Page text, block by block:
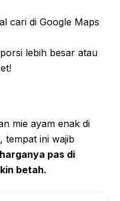
cari di Google Maps
lebih besar atau
mie ayam enak di
tempat ini wajib
pas di
betah.